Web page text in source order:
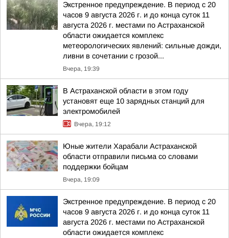
Экстренное предупреждение. В период с 20
часов 9 августа 2026 г. и до конца суток 11
августа 2026 г. местами по Астраханской
области ожидается комплекс
метеорологических явлений: сильные дожди,
ливни в сочетании с грозой...
Вчера, 19:39
В Астраханской области в этом году
установят еще 10 зарядных станций для
электромобилей
Вчера, 19:12
Юные жители Харабали Астраханской
области отправили письма со словами
поддержки бойцам
Вчера, 19:09
Экстренное предупреждение. В период с 20
часов 9 августа 2026 г. и до конца суток 11
августа 2026 г. местами по Астраханской
области ожидается комплекс